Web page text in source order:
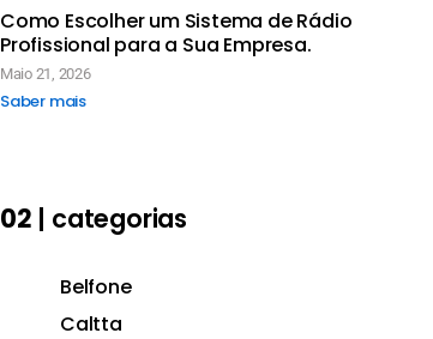
Como Escolher um Sistema de Rádio
Profissional para a Sua Empresa.
Maio 21, 2026
Saber mais
02 | categorias
Belfone
Caltta